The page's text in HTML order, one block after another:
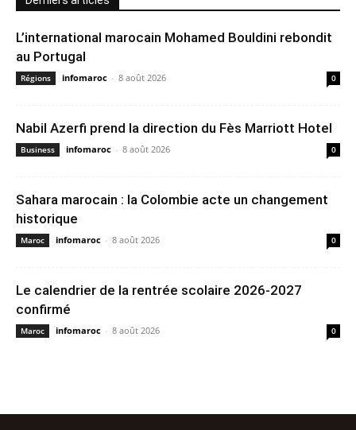
L’international marocain Mohamed Bouldini rebondit
au Portugal
Régions infomaroc - 8 août 2026 0
Nabil Azerfi prend la direction du Fès Marriott Hotel
Business infomaroc - 8 août 2026 0
Sahara marocain : la Colombie acte un changement
historique
Maroc infomaroc - 8 août 2026 0
Le calendrier de la rentrée scolaire 2026-2027
confirmé
Maroc infomaroc - 8 août 2026 0